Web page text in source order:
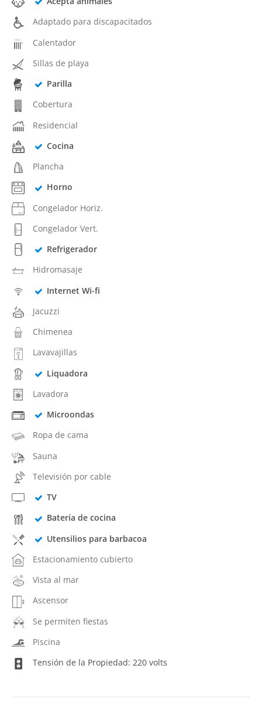
Adaptado para discapacitados
Calentador
Sillas de playa
Parilla
Cobertura
Residencial
Cocina
Plancha
Horno
Congelador Horiz.
Congelador Vert.
Refrigerador
Hidromasaje
Internet Wi-fi
Jacuzzi
Chimenea
Lavavajillas
Liquadora
Lavadora
Microondas
Ropa de cama
Sauna
Televisión por cable
TV
Batería de cocina
Utensilios para barbacoa
Estacionamiento cubierto
Vista al mar
Ascensor
Se permiten fiestas
Piscina
Tensión de la Propiedad: 220 volts